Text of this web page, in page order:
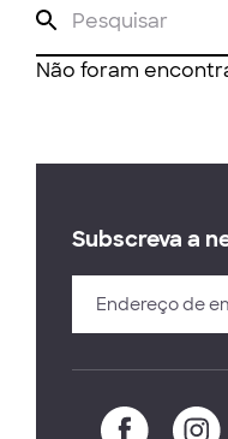
Não foram
Subscreva a